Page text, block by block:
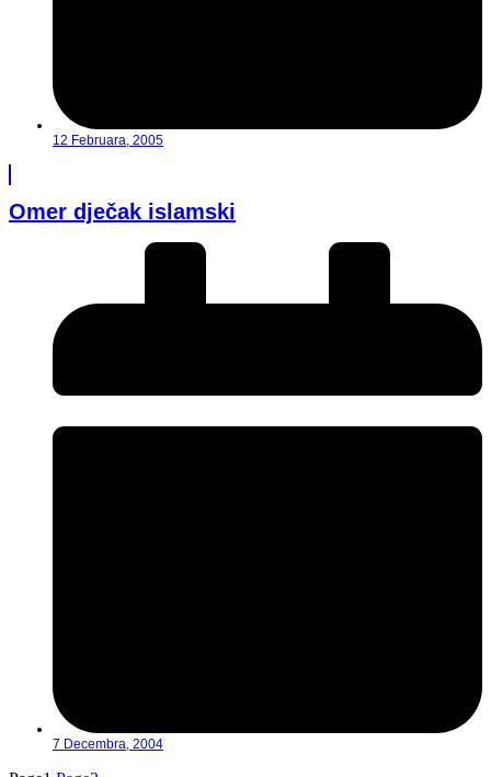
12 Februara, 2005
Omer dječak islamski
7 Decembra, 2004